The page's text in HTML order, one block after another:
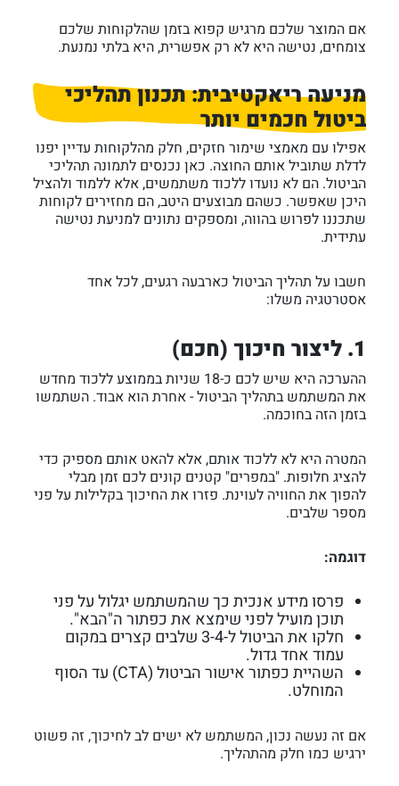
אם המוצר שלכם מרגיש קפוא בזמן שהלקוחות שלכם
צומחים, נטישה היא לא רק אפשרית, היא בלתי נמנעת.
מניעה ריאקטיבית: תכנון תהליכי
ביטול חכמים יותר
אפילו עם מאמצי שימור חזקים, חלק מהלקוחות עדיין יפנו
לדלת שתוביל אותם החוצה. כאן נכנסים לתמונה תהליכי
הביטול. הם לא נועדו ללכוד משתמשים, אלא ללמוד ולהציל
היכן שאפשר. כשהם מבוצעים היטב, הם מחזירים לקוחות
שתכננו לפרוש בהווה, ומספקים נתונים למניעת נטישה
עתידית.
חשבו על תהליך הביטול כארבעה רגעים, לכל אחד
אסטרטגיה משלו:
1. ליצור חיכוך (חכם)
ההערכה היא שיש לכם כ-18 שניות בממוצע ללכוד מחדש
את המשתמש בתהליך הביטול - אחרת הוא אבוד. השתמשו
בזמן הזה בחוכמה.
המטרה היא לא ללכוד אותם, אלא להאט אותם מספיק כדי
להציג חלופות. "במפרים" קטנים קונים לכם זמן מבלי
להפוך את החוויה לעוינת. פזרו את החיכוך בקלילות על פני
מספר שלבים.
דוגמה:
פרסו מידע אנכית כך שהמשתמש יגלול על פני
תוכן מועיל לפני שימצא את כפתור ה"הבא".
חלקו את הביטול ל-3-4 שלבים קצרים במקום
עמוד אחד גדול.
השהיית כפתור אישור הביטול (CTA) עד הסוף
המוחלט.
אם זה נעשה נכון, המשתמש לא ישים לב לחיכוך, זה פשוט
ירגיש כמו חלק מהתהליך.